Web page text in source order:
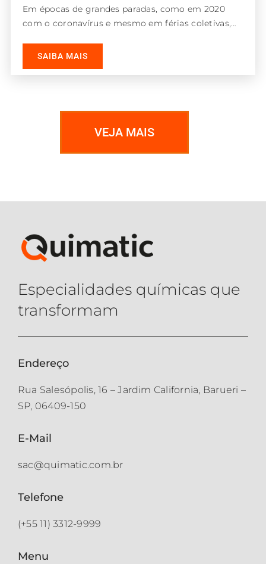
Em épocas de grandes paradas, como em 2020
com o coronavírus e mesmo em férias coletivas,
SAIBA MAIS
VEJA MAIS
Especialidades químicas que
transformam
Endereço
Rua Salesópolis, 16 – Jardim California, Barueri –
SP, 06409-150
E-Mail
sac@quimatic.com.br
Telefone
(+55 11) 3312-9999
Menu